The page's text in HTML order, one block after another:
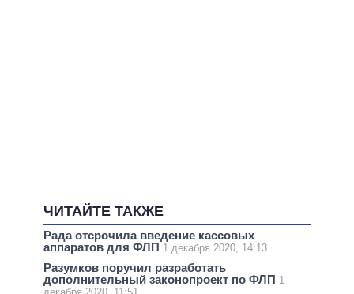
ЧИТАЙТЕ ТАКЖЕ
Рада отсрочила введение кассовых
аппаратов для ФЛП 1 декабря 2020, 14:13
Разумков поручил разработать
дополнительный законопроект по ФЛП 1